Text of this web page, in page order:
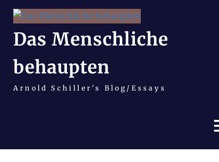
Das Menschliche
behaupten
Arnold Schiller's Blog/Essays